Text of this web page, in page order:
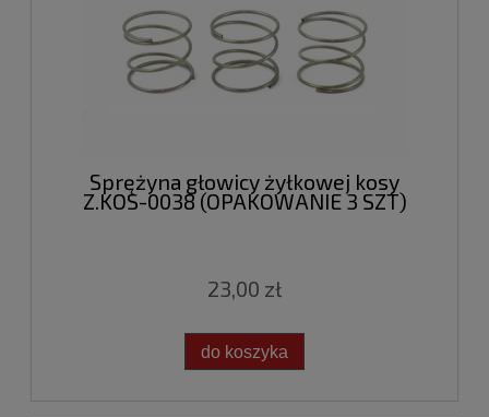
Sprężyna głowicy żyłkowej kosy
Z.KOS-0038 (OPAKOWANIE 3 SZT)
23,00 zł
do koszyka